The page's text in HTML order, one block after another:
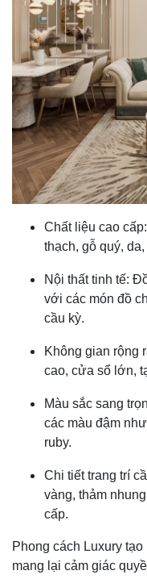
Chất liệu cao
thạch, gỗ quý,
Nội thất tinh tế:
với các món đồ
cầu kỳ.
Không gian rộng
cao, cửa sổ lớn,
Màu sắc sang
các màu đậm
ruby.
Chi tiết trang trí
vàng, thảm
cấp.
Phong cách Luxury
mang lại cảm giác